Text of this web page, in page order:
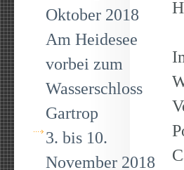
Oktober 2018
Am Heidesee
vorbei zum
Wasserschloss
Gartrop
3. bis 10.
November 2018